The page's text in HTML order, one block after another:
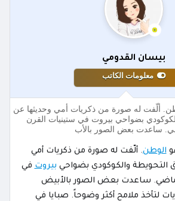
بيسان القدومي
معلومات الكاتب
ألّفت له صورة من ذكريات أمي وحديثها عن
بضواحي بيروت في ستينيات القرن
ساعدت بعض الصور بالأب
الوطن. ألّفت له صورة من ذكريات أمي
التحويطة والكوكودي بضواحي بيروتفي
ساعدت بعض الصور بالأبيض
لتأخذ ملامح أكثر وضوحاً. صبايا في